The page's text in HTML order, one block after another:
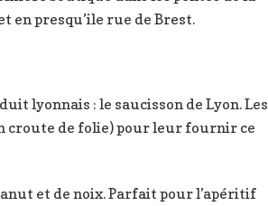
en presqu’ile rue de Brest.
lyonnais : le saucisson de Lyon. Les
croute de folie) pour leur fournir ce
et de noix. Parfait pour l’apéritif